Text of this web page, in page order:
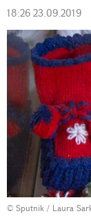
18:26 23.09.2019
© Sputnik / Laura